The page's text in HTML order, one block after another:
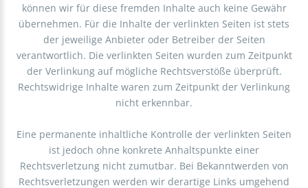
können wir für diese fremden Inhalte auch keine Gewähr
übernehmen. Für die Inhalte der verlinkten Seiten ist stets
der jeweilige Anbieter oder Betreiber der Seiten
verantwortlich. Die verlinkten Seiten wurden zum Zeitpunkt
der Verlinkung auf mögliche Rechtsverstöße überprüft.
Rechtswidrige Inhalte waren zum Zeitpunkt der Verlinkung
nicht erkennbar.
Eine permanente inhaltliche Kontrolle der verlinkten Seiten
ist jedoch ohne konkrete Anhaltspunkte einer
Rechtsverletzung nicht zumutbar. Bei Bekanntwerden von
Rechtsverletzungen werden wir derartige Links umgehend